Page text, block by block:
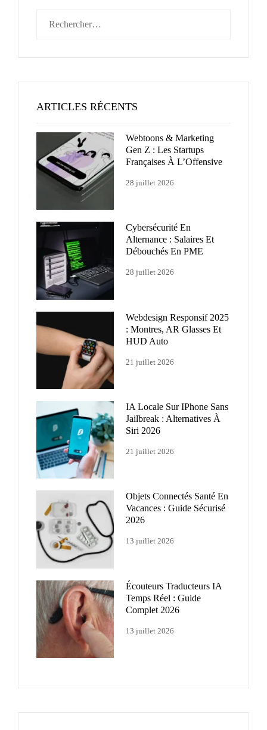
ARTICLES RÉCENTS
Webtoons & Marketing
Gen Z : Les Startups
Françaises À L’Offensive
28 juillet 2026
Cybersécurité En
Alternance : Salaires Et
Débouchés En PME
28 juillet 2026
Webdesign Responsif 2025
: Montres, AR Glasses Et
HUD Auto
21 juillet 2026
IA Locale Sur IPhone Sans
Jailbreak : Alternatives À
Siri 2026
21 juillet 2026
Objets Connectés Santé En
Vacances : Guide Sécurisé
2026
13 juillet 2026
Écouteurs Traducteurs IA
Temps Réel : Guide
Complet 2026
13 juillet 2026